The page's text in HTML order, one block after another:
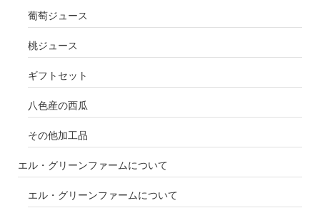
葡萄ジュース
桃ジュース
ギフトセット
八色産の西瓜
その他加工品
エル・グリーンファームについて
エル・グリーンファームについて